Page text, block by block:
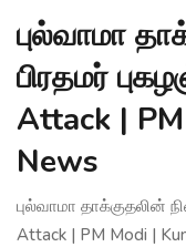
புல்வாமா
பிரதமர்
Attack |
News
புல்வாமா தாக்குதலின்
Attack | PM Modi |